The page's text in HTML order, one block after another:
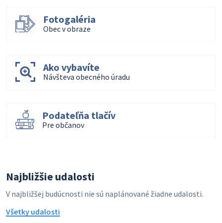
Fotogaléria
Obec v obraze
Ako vybavíte
Návšteva obecného úradu
Podateľňa tlačív
Pre občanov
Najbližšie udalosti
V najbližšej budúcnosti nie sú naplánované žiadne udalosti.
Všetky udalosti